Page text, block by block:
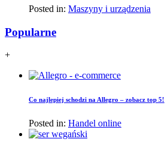
Posted in: Maszyny i urządzenia
Popularne
+
Co najlepiej schodzi na Allegro – zobacz top 5!
Posted in: Handel online